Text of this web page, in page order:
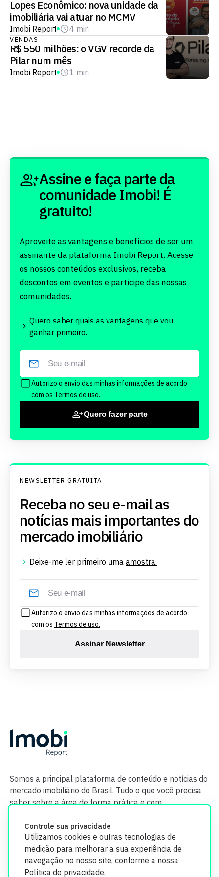
Lopes Econômico: nova unidade da
imobiliária vai atuar no MCMV
Imobi Report 4 min
VENDAS
R$ 550 milhões: o VGV recorde da
Pilar num mês
Imobi Report 1 min
Controle sua privacidade
Utilizamos cookies e outras tecnologias de
medição para melhorar a sua experiência de
navegação no nosso site, conforme a nossa
Política de privacidade.
Assine e faça parte da
comunidade Imobi! É
gratuito!
Aproveite as vantagens e benefícios de ser um
assinante da plataforma Imobi Report. Acesse
os nossos conteúdos exclusivos, receba
descontos em eventos e participe das nossas
comunidades.
Quero saber quais as vantagens que vou
ganhar primeiro.
Autorizo o envio das minhas informações de acordo
com os Termos de uso.
Quero fazer parte
NEWSLETTER GRATUITA
Receba no seu e-mail as
notícias mais importantes do
mercado imobiliário
Deixe-me ler primeiro uma amostra.
Autorizo o envio das minhas informações de acordo
com os Termos de uso.
Assinar Newsletter
Somos a principal plataforma de conteúdo e notícias do
mercado imobiliário do Brasil. Tudo o que você precisa
saber sobre a área de forma prática e com